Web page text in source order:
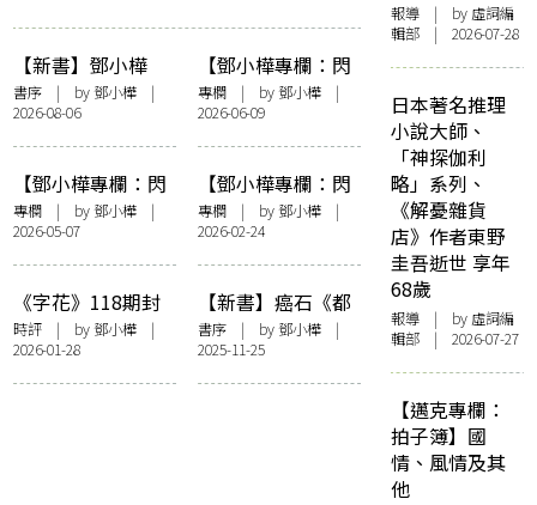
【新書】鄧小樺
《無憂花》自序
書序 | by鄧小樺 |
2026-08-06
【鄧小樺專欄：閃
爍其辭】女人抽薄
荷長煙——看政府
控煙加辣
專欄| by鄧小樺|
2026-06-09
【鄧小樺專欄：閃
爍其辭】這樣的時
間到底有何意義
專欄 | by鄧小樺 |
2026-05-07
【鄧小樺專欄：閃
爍其辭】享受努
力：《夜王》決戰
《金多寶》
專欄| by鄧小樺|
2026-02-24
《字花》118期封
面事件之我見
時評 | by鄧小樺 |
2026-01-28
【新書】癌石《都
是騙人的》鄧小樺
序——〈且從其
本〉
書序| by鄧小樺|
2025-11-25
報導 | by 虛詞編
輯部 | 2026-07-28
日本著名推理
小說大師、
「神探伽利
略」系列、
《解憂雜貨
店》作者東野
圭吾逝世 享年
68歲
報導 | by 虛詞編
輯部 | 2026-07-27
【邁克專欄：
拍子簿】國
情、風情及其
他